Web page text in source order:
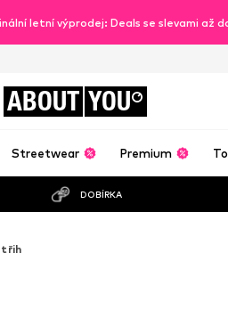
letní výprodej: Deals se slevami až
ABOUT YOU
Streetwear Premium
DOBÍRKA